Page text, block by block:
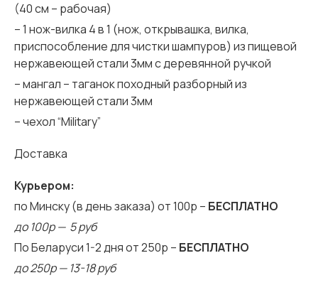
(40 см – рабочая)
– 1 нож-вилка 4 в 1 (нож, открывашка, вилка,
приспособление для чистки шампуров) из пищевой
нержавеющей стали 3мм с деревянной ручкой
– мангал – таганок походный разборный из
нержавеющей стали 3мм
– чехол “Military”
Доставка
Курьером:
по Минску (в день заказа) от 100р – БЕСПЛАТНО
до 100р — 5 руб
По Беларуси 1-2 дня от 250р – БЕСПЛАТНО
до 250р — 13-18 руб